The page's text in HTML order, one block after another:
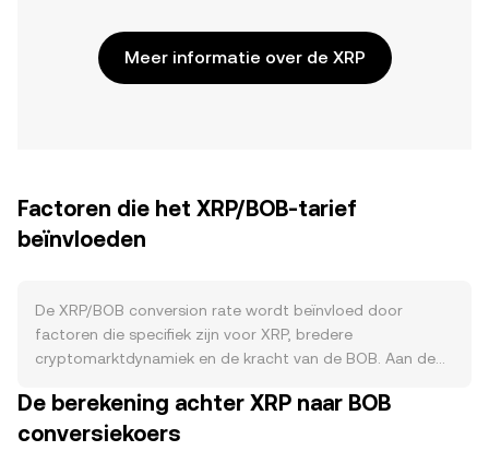
Meer informatie over de XRP
Factoren die het XRP/BOB-tarief
beïnvloeden
De XRP/BOB conversion rate wordt beïnvloed door
factoren die specifiek zijn voor XRP, bredere
cryptomarktdynamiek en de kracht van de BOB. Aan de
totale maximale voorraad is vooraf uitgegeven. Belangrijk
is het maandelijkse escrow-mechanisme van Ripple,
De berekening achter XRP naar BOB
conversiekoers